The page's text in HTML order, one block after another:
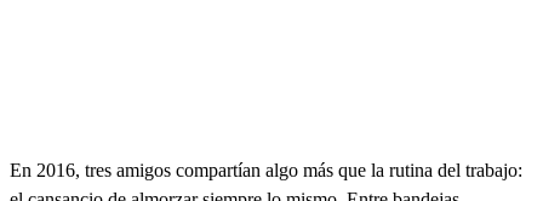
En 2016, tres amigos compartían algo más que la rutina del trabajo: